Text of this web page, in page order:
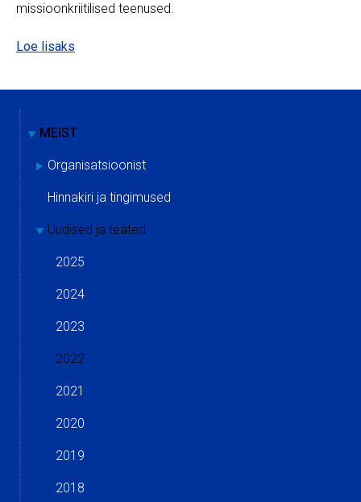
missioonkriitilised teenused.
Loe lisaks
MEIST
Organisatsioonist
Hinnakiri ja tingimused
Uudised ja teated
2025
2024
2023
2022
2021
2020
2019
2018